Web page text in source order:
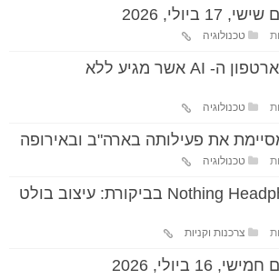
2026
טכנולוגיה
STEPX Neo: סמארטפון ה- AI אשר מגיע ללא
טכנולוגיה
טכנולוגיה
האוזניות Nothing Headphone (a) בביקורת: עיצוב בולט
צרכנות וקניות
ביולי, 2026